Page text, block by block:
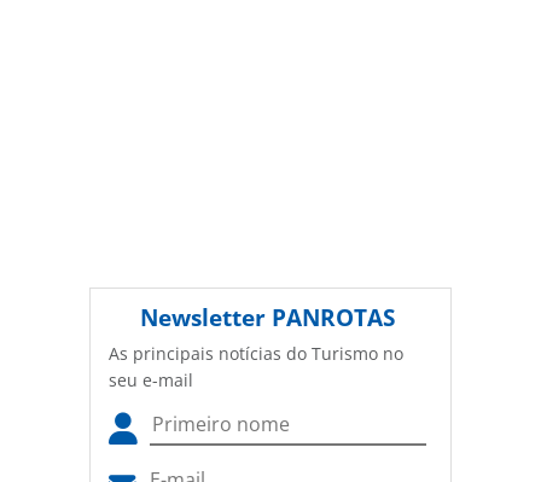
Newsletter PANROTAS
As principais notícias do Turismo no
seu e-mail